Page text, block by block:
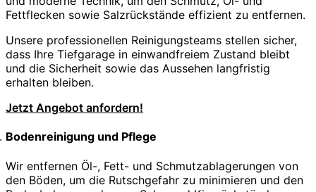
Fettflecken sowie Salzrückstände effizient zu entfernen.
Unsere professionellen Reinigungsteams stellen sicher,
dass Ihre Tiefgarage in einwandfreiem Zustand bleibt
und die Sicherheit sowie das Aussehen langfristig
erhalten bleiben.
Jetzt Angebot anfordern!
Bodenreinigung und Pflege
Wir entfernen Öl-, Fett- und Schmutzablagerungen von
den Böden, um die Rutschgefahr zu minimieren und den